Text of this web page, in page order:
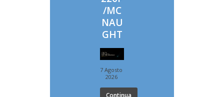
/MC
NAU
GHT
7 Agosto
2026
Continua